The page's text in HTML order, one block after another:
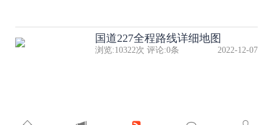
国道227全程路线详细地图
浏览:10322次 评论:0条 2022-12-07